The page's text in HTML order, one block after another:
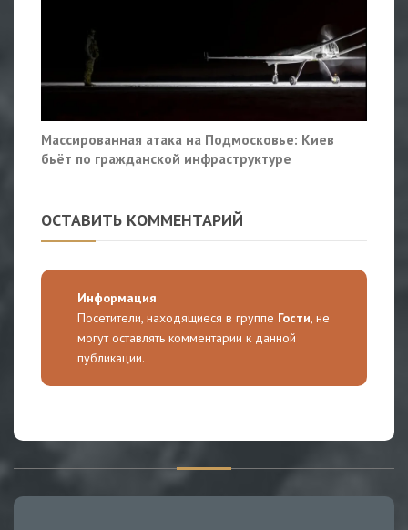
Массированная атака на Подмосковье: Киев
бьёт по гражданской инфраструктуре
ОСТАВИТЬ КОММЕНТАРИЙ
Информация
Посетители, находящиеся в группе Гости, не
могут оставлять комментарии к данной
публикации.